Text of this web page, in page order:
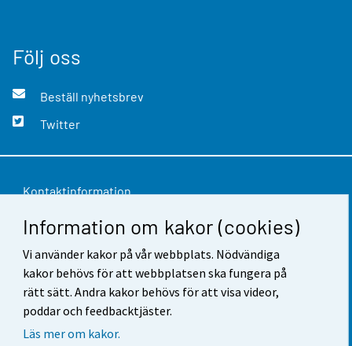
Information om kakor (cookies)
Vi använder kakor på vår webbplats. Nödvändiga
kakor behövs för att webbplatsen ska fungera på
rätt sätt. Andra kakor behövs för att visa videor,
poddar och feedbacktjäster.
Läs mer om kakor.
Följ oss
Beställ nyhetsbrev
Twitter
Kontaktinformation
Respons
Användarvillkor
Dataskydd
Tillgänglighet